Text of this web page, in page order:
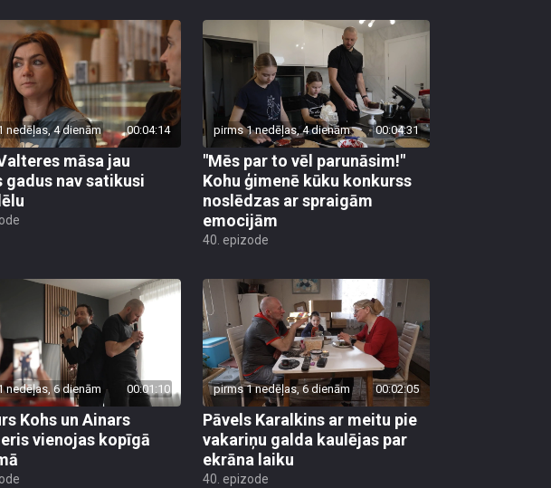
nedēļas, 4 dienām 00:04:14
māsa jau
gadus nav satikusi
pirms 1 nedēļas, 4 dienām 00:04:31
"Mēs par to vēl parunāsim!"
Kohu ģimenē kūku konkurss
noslēdzas ar spraigām
emocijām
40. epizode
nedēļas, 6 dienām 00:01:10
Kohs un Ainars
vienojas kopīgā
pirms 1 nedēļas, 6 dienām 00:02:05
Pāvels Karalkins ar meitu pie
vakariņu galda kaulējas par
ekrāna laiku
40. epizode